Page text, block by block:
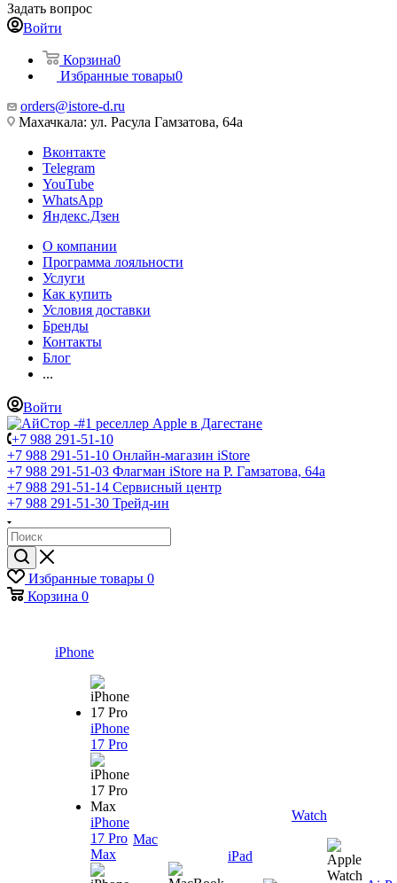
Задать вопрос
Войти
Корзина0
Избранные товары0
orders@istore-d.ru
Махачкала: ул. Расула Гамзатова, 64а
Вконтакте
Telegram
YouTube
WhatsApp
Яндекс.Дзен
О компании
Программа лояльности
Услуги
Как купить
Условия доставки
Бренды
Контакты
Блог
...
Войти
+7 988 291-51-10
+7 988 291-51-10 Онлайн-магазин iStore
+7 988 291-51-03 Флагман iStore на Р. Гамзатова, 64а
+7 988 291-51-14 Сервисный центр
+7 988 291-51-30 Трейд-ин
Избранные товары 0
Корзина 0
iPhone
iPhone
17 Pro
iPhone
17 Pro
Max
Mac
iPad
Watch